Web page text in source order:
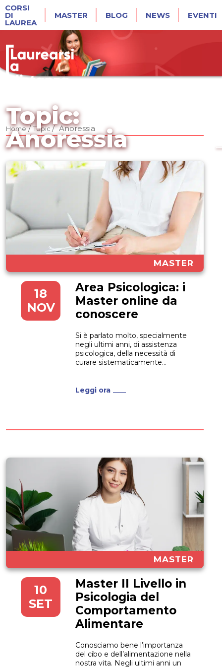
CORSI
DI
LAUREA
MASTER BLOG NEWS EVENTI
Topic:
Anoressia
Home/ Topic/ Anoressia
MASTER
18
NOV
Area Psicologica: i
Master online da
conoscere
Si è parlato molto, specialmente
negli ultimi anni, di assistenza
psicologica, della necessità di
curare sistematicamente
questa esigenza c’è bisogno di
Leggi ora
MASTER
10
SET
Master II Livello in
Psicologia del
Comportamento
Alimentare
Conosciamo bene l’importanza
del cibo e dell’alimentazione nella
nostra vita. Negli ultimi anni un